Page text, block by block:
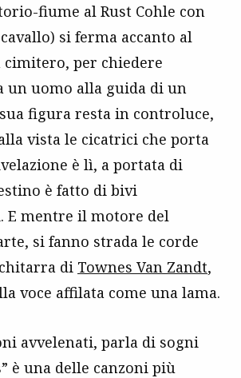
fiume al Rust Cohle con
si ferma accanto al
per chiedere
un uomo alla guida di un
figura resta in controluce,
vista le cicatrici che porta
è lì, a portata di
è fatto di bivi
E mentre il motore del
si fanno strada le corde
di Townes Van Zandt,
voce affilata come una lama.
avvelenati, parla di sogni
è una delle canzoni più